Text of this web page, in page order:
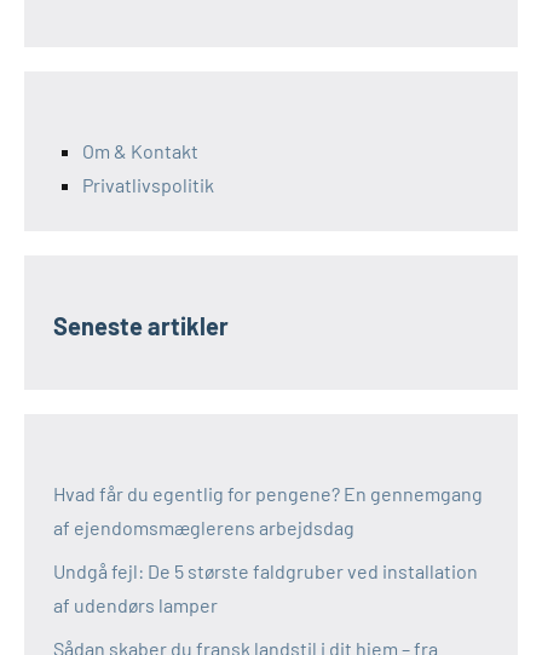
Om & Kontakt
Privatlivspolitik
Seneste artikler
Hvad får du egentlig for pengene? En gennemgang
af ejendomsmæglerens arbejdsdag
Undgå fejl: De 5 største faldgruber ved installation
af udendørs lamper
Sådan skaber du fransk landstil i dit hjem – fra